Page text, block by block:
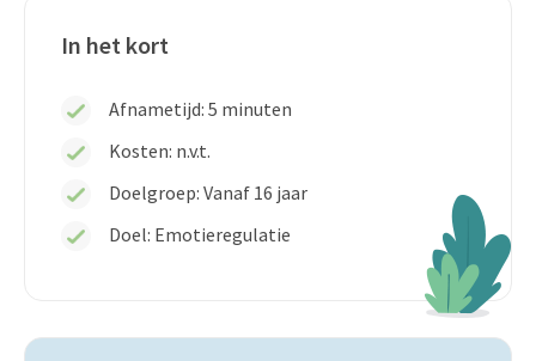
In het kort
Afnametijd: 5 minuten
Kosten: n.v.t.
Doelgroep: Vanaf 16 jaar
Doel: Emotieregulatie